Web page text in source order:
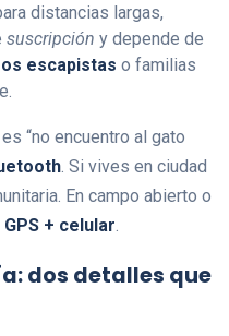
distancias largas,
suscripción y depende de
escapistas o familias
“no encuentro al gato
. Si vives en ciudad
En campo abierto o
GPS + celular.
dos detalles que